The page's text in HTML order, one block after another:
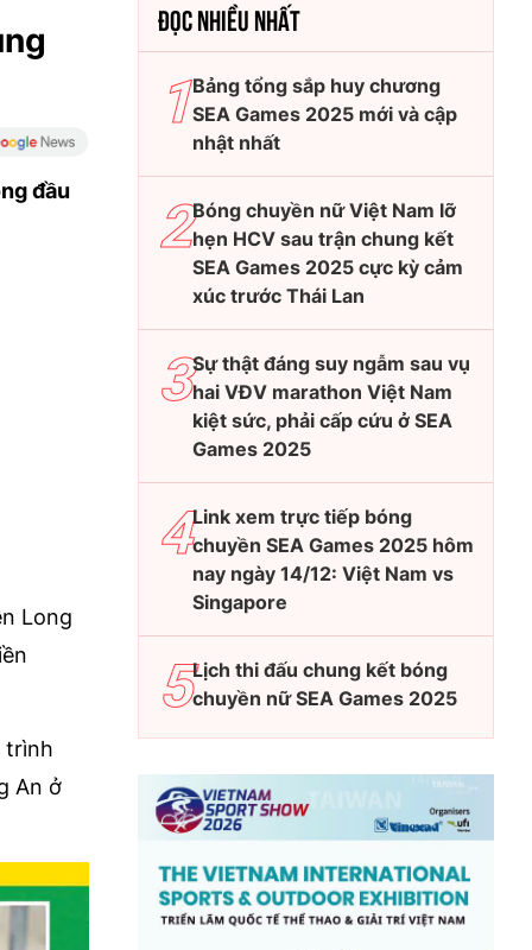
đầu
Long
trình
An ở
ĐỌC NHIỀU NHẤT
Bảng tổng sắp huy chương
SEA Games 2025 mới và cập
nhật nhất
Bóng chuyền nữ Việt Nam lỡ
hẹn HCV sau trận chung kết
SEA Games 2025 cực kỳ cảm
xúc trước Thái Lan
Sự thật đáng suy ngẫm sau vụ
hai VĐV marathon Việt Nam
kiệt sức, phải cấp cứu ở SEA
Games 2025
Link xem trực tiếp bóng
chuyền SEA Games 2025 hôm
nay ngày 14/12: Việt Nam vs
Singapore
Lịch thi đấu chung kết bóng
chuyền nữ SEA Games 2025